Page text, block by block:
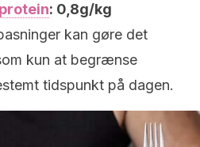
: 0,8g/kg
kan gøre det
kun at begrænse
tidspunkt på dagen.